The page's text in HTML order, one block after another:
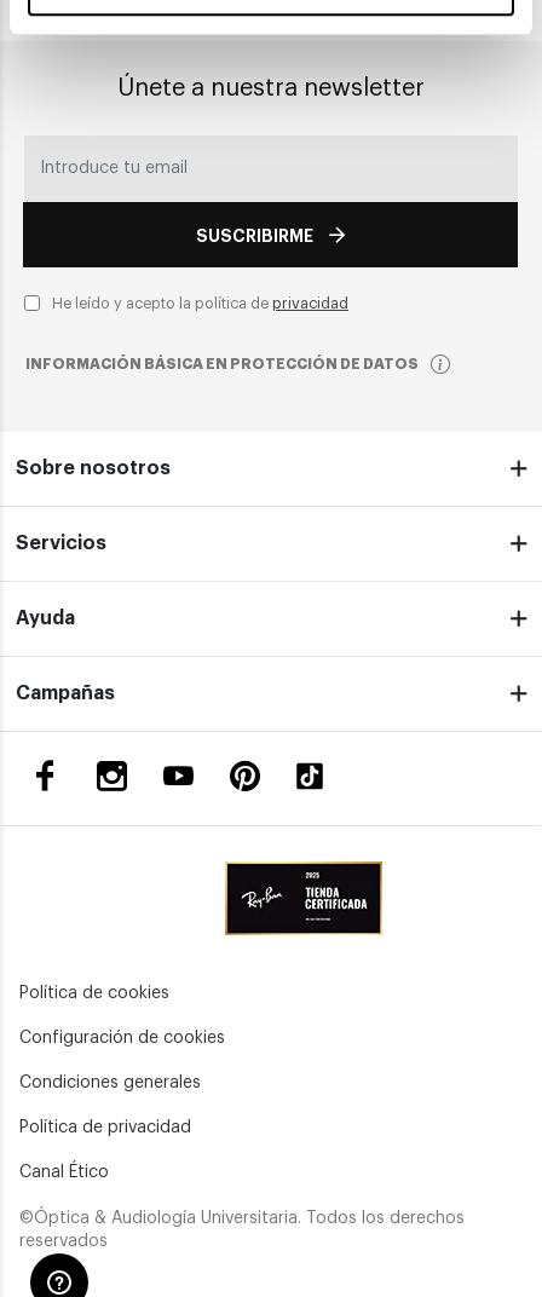
Únete a nuestra newsletter
SUSCRIBIRME
He leído y acepto la política de privacidad
INFORMACIÓN BÁSICA EN PROTECCIÓN DE DATOS
Sobre nosotros
Servicios
Ayuda
Campañas
Política de cookies
Configuración de cookies
Condiciones generales
Política de privacidad
Canal Ético
©Óptica & Audiología Universitaria. Todos los derechos
reservados